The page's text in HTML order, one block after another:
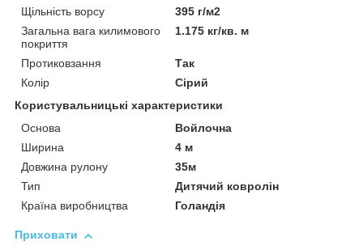
Щільність ворсу
395 г/м2
Загальна вага килимового
покриття
1.175 кг/кв. м
Протиковзання
Так
Колір
Сірий
Користувальницькі характеристики
Основа
Войлочна
Ширина
4 м
Довжина рулону
35м
Тип
Дитячий ковролін
Країна виробництва
Голандія
Приховати